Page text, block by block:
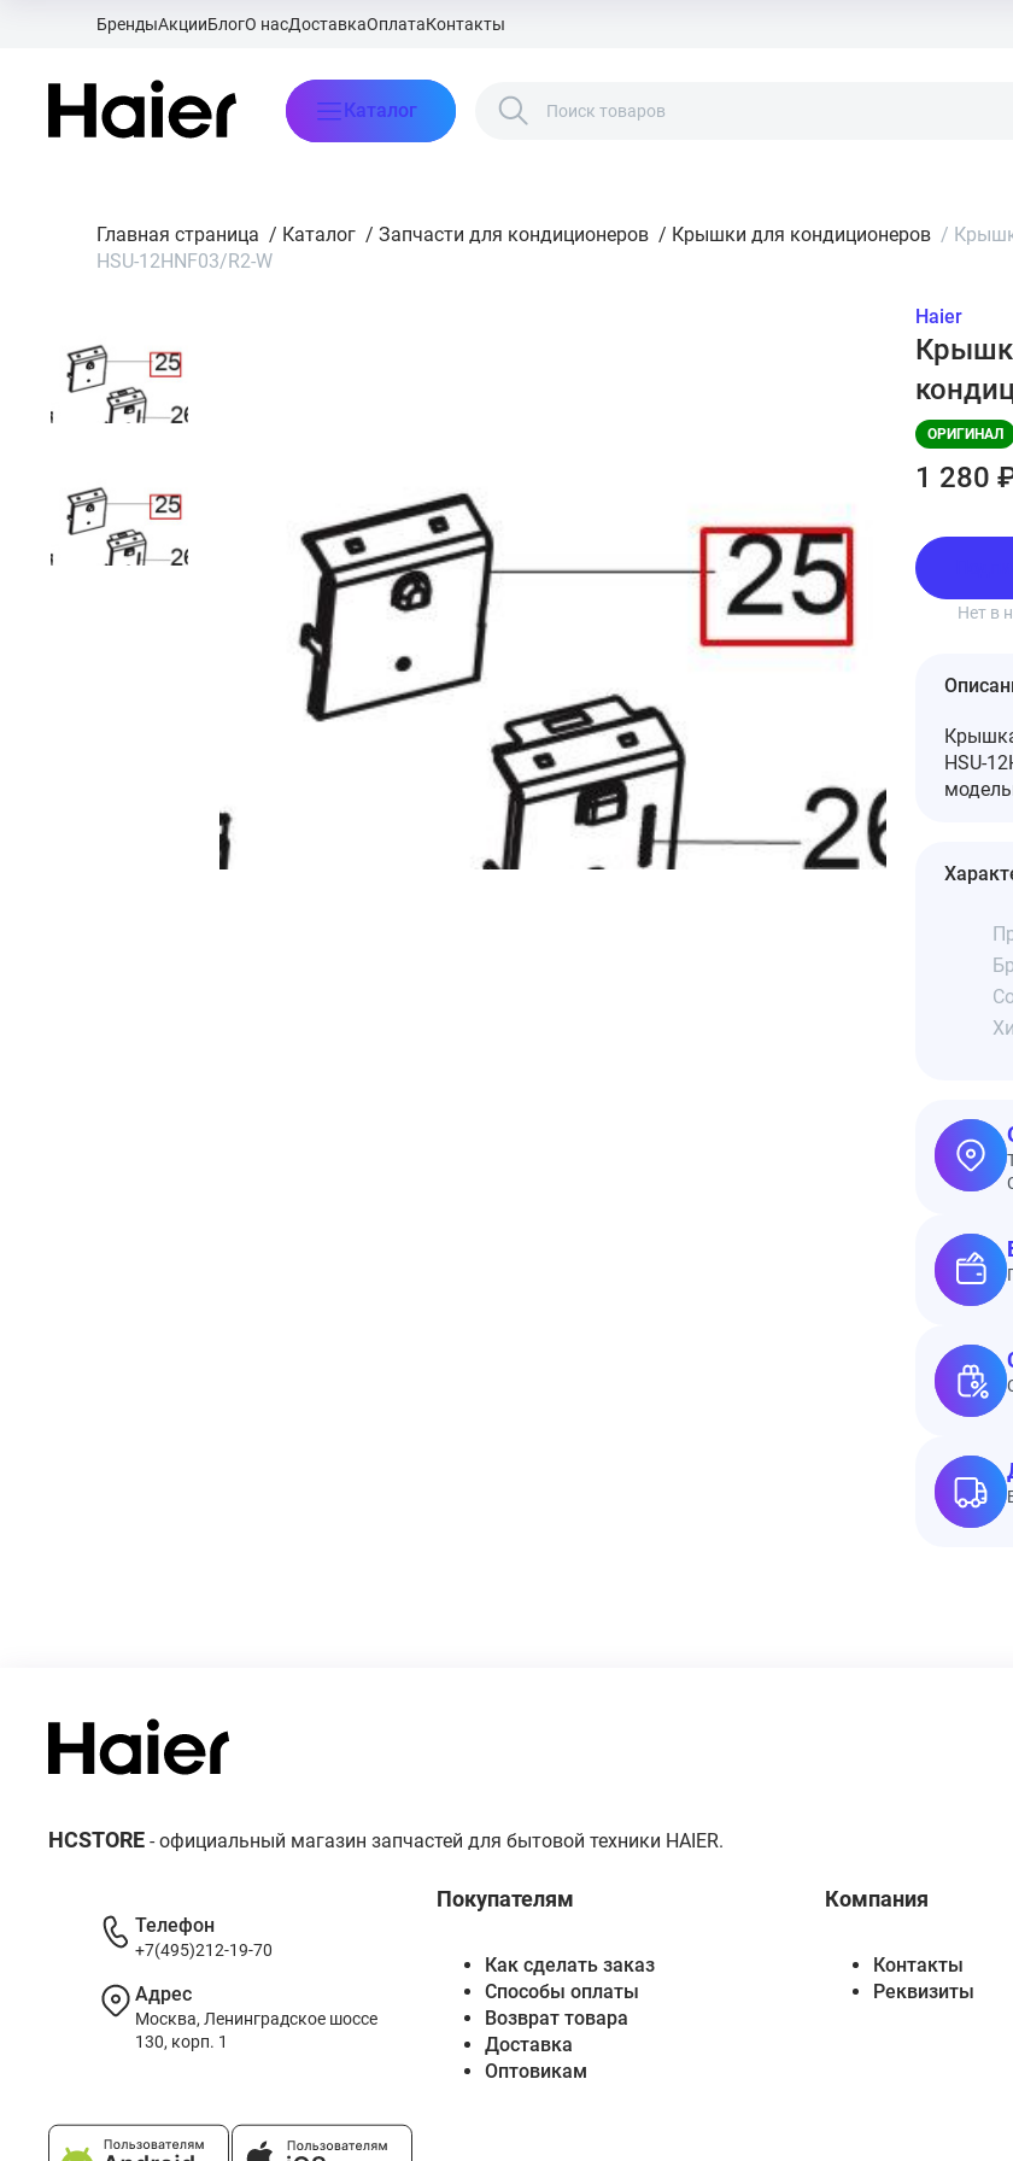
БрендыАкцииБлогО насДоставкаОплатаКонтакты
Каталог
Главная страница / Каталог / Запчасти для кондиционеров / Крышки для кондиционеров /
HSU-12HNF03/R2-W
Haier
ОРИГИНАЛ
1 280
Нет в
HSU-
HCSTORE - официальный магазин запчастей для бытовой техники HAIER.
Покупателям
Как сделать заказ
Способы оплаты
Возврат товара
Доставка
Оптовикам
Компания
Контакты
Реквизиты
Телефон
+7(495)212-19-70
Адрес
Москва, Ленинградское шоссе
130, корп. 1